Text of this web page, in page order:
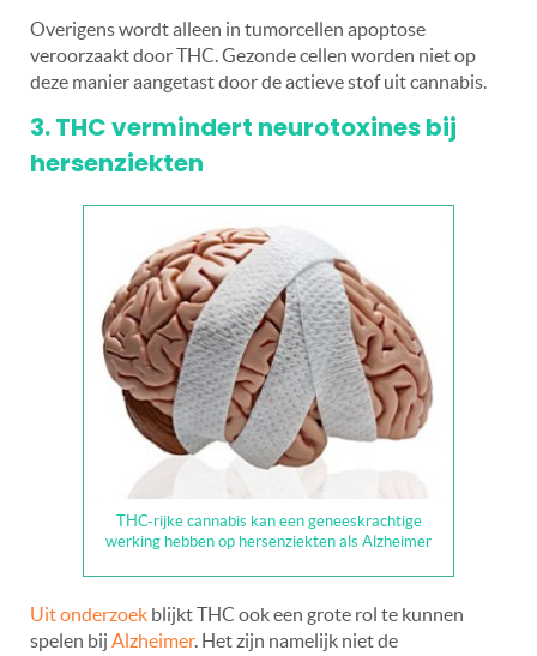
Overigens wordt alleen in tumorcellen apoptose
veroorzaakt door THC. Gezonde cellen worden niet op
deze manier aangetast door de actieve stof uit cannabis.
3. THC vermindert neurotoxines bij
hersenziekten
THC-rijke cannabis kan een geneeskrachtige
werking hebben op hersenziekten als Alzheimer
Uit onderzoek blijkt THC ook een grote rol te kunnen
spelen bij Alzheimer. Het zijn namelijk niet de